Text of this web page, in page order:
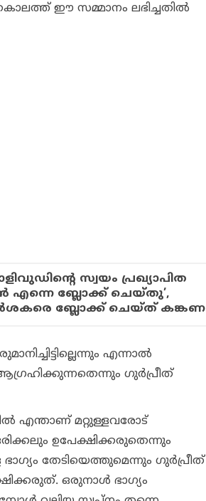
ഈ സമ്മാനം ലഭിച്ചതില്‍
സ്വയം പ്രഖ്യാപിത
എന്നെ ബ്ലോക്ക് ചെയ്തു’,
ബ്ലോക്ക് ചെയ്ത് കങ്കണ
എന്നാല്‍
ഗുര്‍പ്രീത്
എന്താണ് മറ്റുള്ളവരോട്
ഉപേക്ഷിക്കരുതെന്നും
തേടിയെത്തുമെന്നും ഗുര്‍പ്രീത്
ഒരുനാള്‍ ഭാഗ്യം